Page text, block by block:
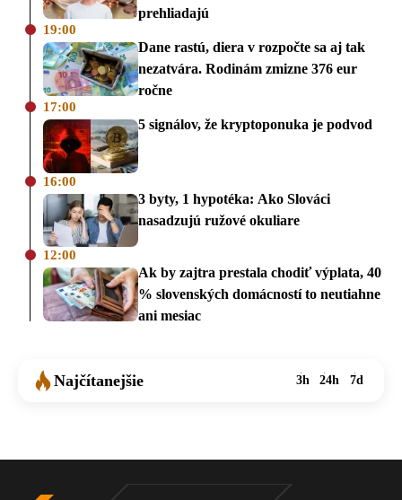
prehliadajú
19:00
Dane rastú, diera v rozpočte sa aj tak
nezatvára. Rodinám zmizne 376 eur
ročne
17:00
5 signálov, že kryptoponuka je podvod
16:00
3 byty, 1 hypotéka: Ako Slováci
nasadzujú ružové okuliare
12:00
Ak by zajtra prestala chodiť výplata, 40
% slovenských domácností to neutiahne
ani mesiac
Najčítanejšie 3h 24h 7d